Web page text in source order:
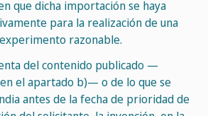
que dicha importación se haya
para la realización de una
razonable.
del contenido publicado —
el apartado b)— o de lo que se
antes de la fecha de prioridad de